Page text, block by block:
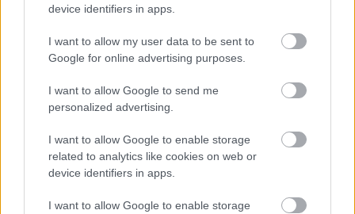
device identifiers in apps.
I want to allow my user data to be sent to
Google for online advertising purposes.
I want to allow Google to send me
personalized advertising.
I want to allow Google to enable storage
related to analytics like cookies on web or
device identifiers in apps.
I want to allow Google to enable storage
χρησιμοποιώντας δεδομένα αισθητήρων. Τα τελευταία
παρέχονται από τις ΗΠΑ, και συλλέγονται από μια
ελεγχόμενη διασταύρωση που αποτελεί πεδίο ερευνών.
Διαβάστε επίσης: